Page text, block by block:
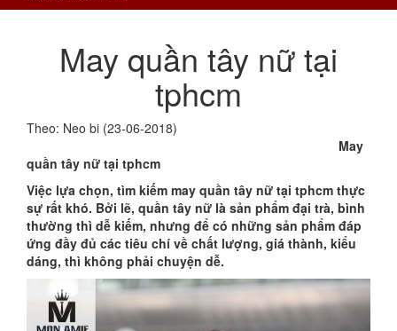
May quần tây nữ tại
tphcm
Theo: Neo bi (23-06-2018)
May
quần tây nữ tại tphcm
Việc lựa chọn, tìm kiếm may quần tây nữ tại tphcm thực
sự rất khó. Bởi lẽ, quần tây nữ là sản phẩm đại trà, bình
thường thì dễ kiếm, nhưng để có những sản phẩm đáp
ứng đầy đủ các tiêu chí về chất lượng, giá thành, kiểu
dáng, thì không phải chuyện dễ.